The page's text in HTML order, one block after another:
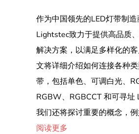
作为中国领先的LED灯带制造
Lightstec致力于提供高品质
解决方案，以满足多样化的
文将详细介绍如何连接各种
带，包括单色、可调白光、
RGBW、RGBCCT 和可寻址
我们还将探讨重要的概念，
阅读更多